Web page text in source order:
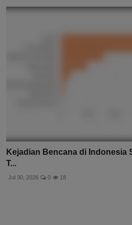
Kejadian Bencana di Indonesia
T...
Jul 30, 2026 0 18